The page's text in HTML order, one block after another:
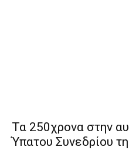
Τα 250χρονα στην
Ύπατου Συνεδρίου